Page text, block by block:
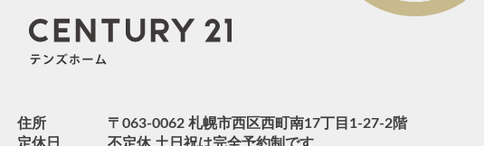
住所
〒063-0062 札幌市西区西町南17丁目1-27-2階